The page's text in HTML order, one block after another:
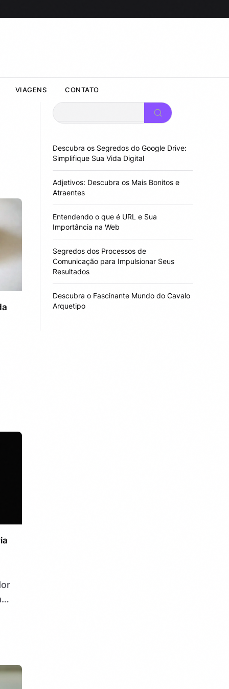
VIAGENS CONTATO
Pesquisar
Descubra os Segredos do Google Drive:
Simplifique Sua Vida Digital
Adjetivos: Descubra os Mais Bonitos e
Atraentes
Entendendo o que é URL e Sua
Importância na Web
Segredos dos Processos de
Comunicação para Impulsionar Seus
Resultados
Descubra o Fascinante Mundo do Cavalo
Arquetipo